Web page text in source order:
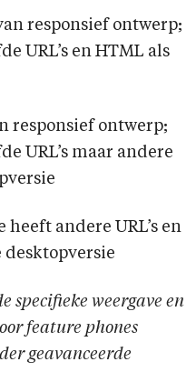
responsief ontwerp;
URL’s en HTML als
responsief ontwerp;
URL’s maar andere
heeft andere URL’s en
desktopversie
specifieke weergave en
feature phones
geavanceerde